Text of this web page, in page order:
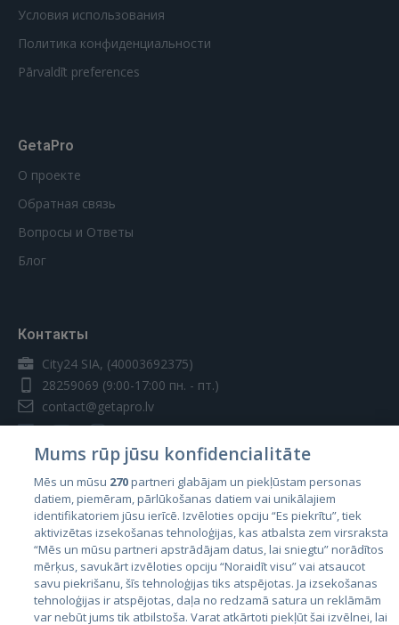
Условия использования
Политика конфиденциальности
Pārvaldīt preferences
GetaPro
О проекте
Обратная связь
Вопросы и Ответы
Блог
Контакты
City24 SIA, (40003692375)
28259069 (9:00-17:00 пн. - пт.)
contact@getapro.lv
Страны
Эстония
Латвия
Литва
Mums rūp jūsu konfidencialitāte
Mēs un mūsu 270partneri glabājam un piekļūstam personas
datiem, piemēram, pārlūkošanas datiem vai unikālajiem
identifikatoriem jūsu ierīcē. Izvēloties opciju “Es piekrītu”, tiek
aktivizētas izsekošanas tehnoloģijas, kas atbalsta zem virsraksta
“Mēs un mūsu partneri apstrādājam datus, lai sniegtu” norādītos
mērķus, savukārt izvēloties opciju “Noraidīt visu” vai atsaucot
savu piekrišanu, šīs tehnoloģijas tiks atspējotas. Ja izsekošanas
tehnoloģijas ir atspējotas, daļa no redzamā satura un reklāmām
var nebūt jums tik atbilstoša. Varat atkārtoti piekļūt šai izvēlnei, lai